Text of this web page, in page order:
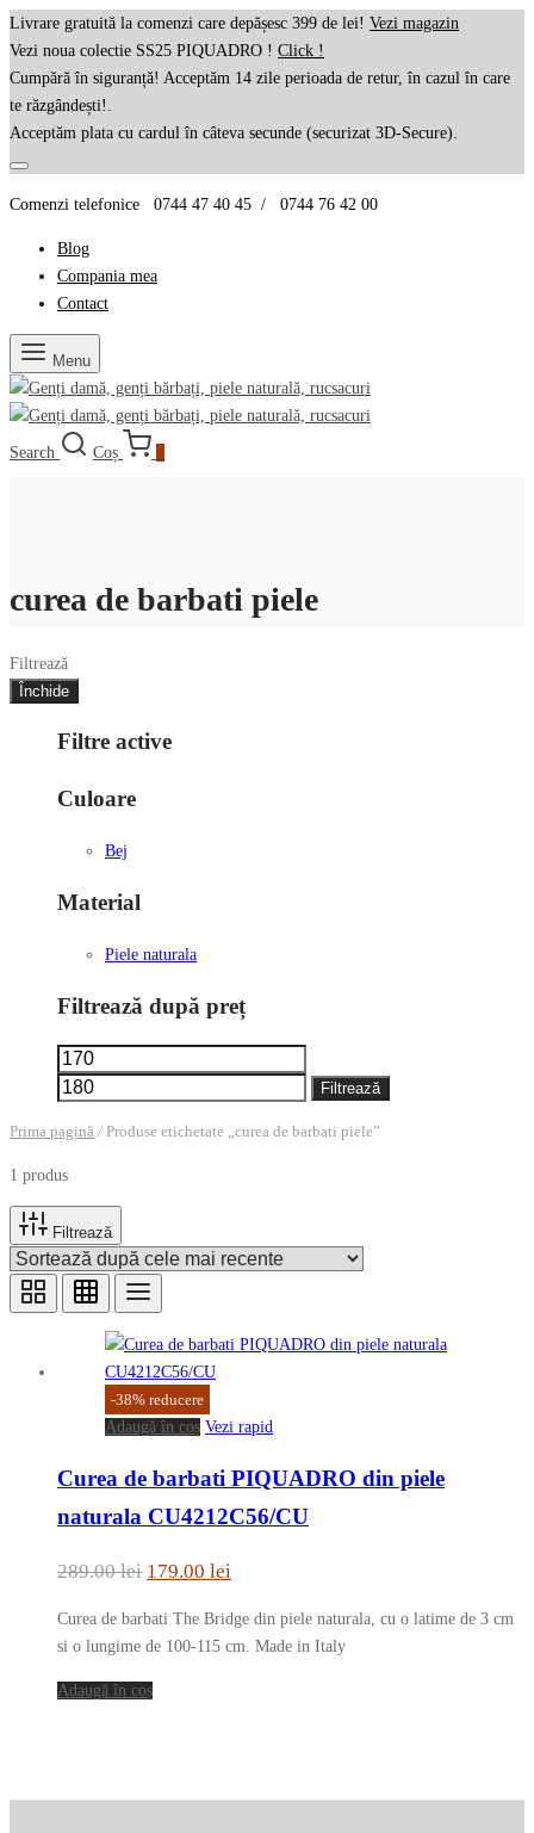
Livrare gratuită la comenzi care depășesc 399 de lei! Vezi magazin
Vezi noua colectie SS25 PIQUADRO ! Click !
Cumpără în siguranță! Acceptăm 14 zile perioada de retur, în cazul în care
te răzgândești!.
Acceptăm plata cu cardul în câteva secunde (securizat 3D-Secure).
Comenzi telefonice 0744 47 40 45 / 0744 76 42 00
Blog
Compania mea
Contact
Menu
Search Coș
curea de barbati piele
Filtrează
Închide
Filtre active
Culoare
Bej
Material
Piele naturala
Filtrează după preț
Preț
minim
maxim
Filtrează
Prima pagină /Produse etichetate „curea de barbati piele”
1 produs
Filtrează
-38% reducere
Adaugă în coș Vezi rapid
Curea de barbati PIQUADRO din piele
naturala CU4212C56/CU
289.00lei Prețul
a
289.00 lei.
179.00 lei
este:
Curea de barbati The Bridge din piele naturala, cu o latime de 3 cm
si o lungime de 100-115 cm. Made in Italy
Adaugă în coș